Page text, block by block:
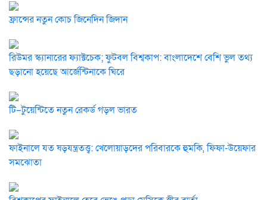
ফ্রান্সের নতুন কোচ জিনেদিন জিদান
রিউমর স্ক্যানারের ফ্যাক্টচেক; ফুটবল বিশ্বকাপ: বাংলাদেশে বেশি ভুল তথ্য
ছড়ানো হয়েছে আর্জেন্টিনাকে ঘিরে
টি–টুয়েন্টিতে নতুন রেকর্ড গড়ল ভারত
ফাইনালে যত ষড়যন্ত্রতত্ত্ব: খেলোয়াড়দের পরিবারকে হুমকি, ফিফা-উয়েফার
সমঝোতা